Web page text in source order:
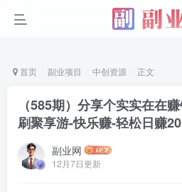
首页 副业项目 中创资源 正文
（585期）分享个实实在在
刷聚享游-快乐赚-轻松日赚
副业网
12月7日更新